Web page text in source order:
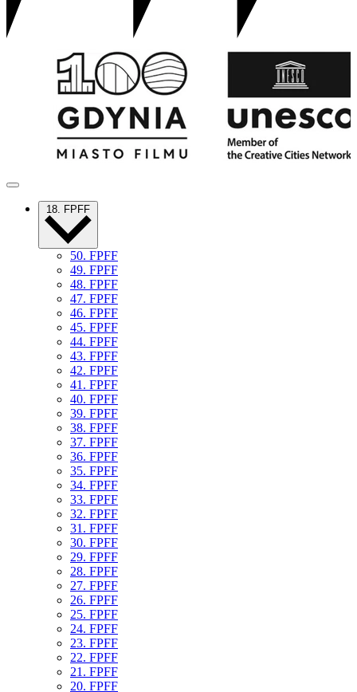
18. FPFF
50. FPFF
49. FPFF
48. FPFF
47. FPFF
46. FPFF
45. FPFF
44. FPFF
43. FPFF
42. FPFF
41. FPFF
40. FPFF
39. FPFF
38. FPFF
37. FPFF
36. FPFF
35. FPFF
34. FPFF
33. FPFF
32. FPFF
31. FPFF
30. FPFF
29. FPFF
28. FPFF
27. FPFF
26. FPFF
25. FPFF
24. FPFF
23. FPFF
22. FPFF
21. FPFF
20. FPFF